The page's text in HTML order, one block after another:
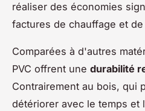
réaliser des économies
factures de chauffage et
Comparées à d'autres
PVC offrent une durabilité
Contrairement au bois, qui
détériorer avec le temps et